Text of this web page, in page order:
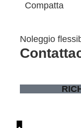
Compatta
Noleggio